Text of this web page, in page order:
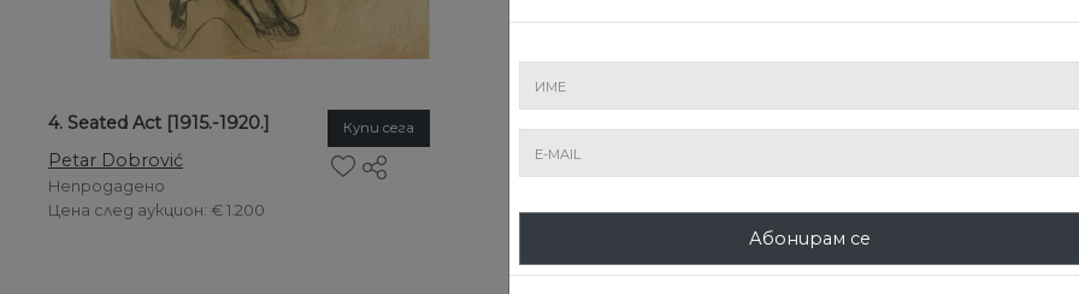
4. Seated Act [1915.-1920.] Купи сега
Petar Dobrović
Непродадено
Цена след аукцион: € 1.200
Оценка: € 200 - 300
Абонирам се